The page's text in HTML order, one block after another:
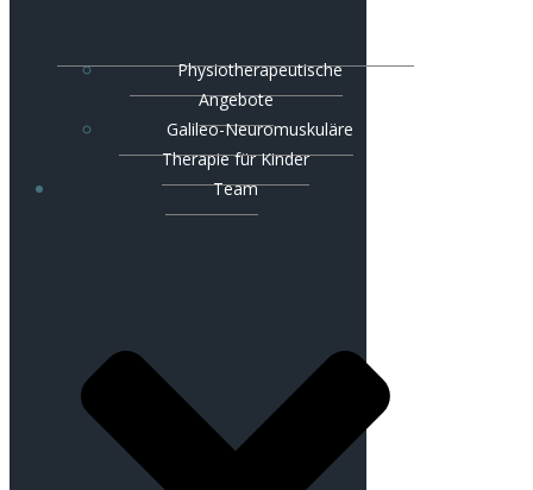
Physiotherapeutische
Angebote
Galileo-Neuromuskuläre
Therapie für Kinder
Team